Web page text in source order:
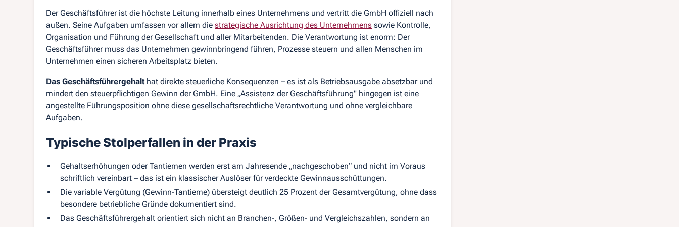
Der Geschäftsführer ist die höchste Leitung innerhalb eines Unternehmens und vertritt die GmbH offiziell nach
außen. Seine Aufgaben umfassen vor allem diestrategische Ausrichtung des Unternehmens sowie Kontrolle,
Organisation und Führung der Gesellschaft und aller Mitarbeitenden. Die Verantwortung ist enorm: Der
Geschäftsführer muss das Unternehmen gewinnbringend führen, Prozesse steuern und allen Menschen im
Unternehmen einen sicheren Arbeitsplatz bieten.
Das Geschäftsführergehalt hat direkte steuerliche Konsequenzen – es ist als Betriebsausgabe absetzbar und
mindert den steuerpflichtigen Gewinn der GmbH. Eine „Assistenz der Geschäftsführung" hingegen ist eine
angestellte Führungsposition ohne diese gesellschaftsrechtliche Verantwortung und ohne vergleichbare
Aufgaben.
Typische Stolperfallen in der Praxis
Gehaltserhöhungen oder Tantiemen werden erst am Jahresende „nachgeschoben“ und nicht im Voraus
schriftlich vereinbart – das ist ein klassischer Auslöser für verdeckte Gewinnausschüttungen.
Die variable Vergütung (Gewinn‑Tantieme) übersteigt deutlich 25 Prozent der Gesamtvergütung, ohne dass
besondere betriebliche Gründe dokumentiert sind.
Das Geschäftsführergehalt orientiert sich nicht an Branchen‑, Größen‑ und Vergleichszahlen, sondern an